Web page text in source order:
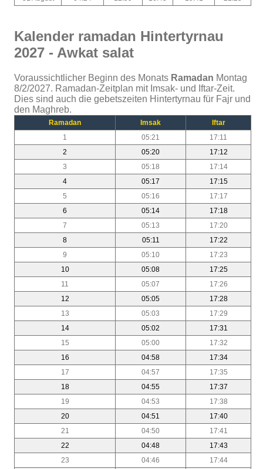
Kalender ramadan Hintertyrnau
2027 - Awkat salat
Voraussichtlicher Beginn des Monats Ramadan Montag
8/2/2027. Ramadan-Zeitplan mit Imsak- und Iftar-Zeit.
Dies sind auch die gebetszeiten Hintertyrnau für Fajr und
den Maghreb.
Ramadan Imsak
Iftar
1
05:21
17:11
2
05:20
17:12
3
05:18
17:14
4
05:17
17:15
5
05:16
17:17
6
05:14
17:18
7
05:13
17:20
8
05:11
17:22
9
05:10
17:23
10
05:08
17:25
11
05:07
17:26
12
05:05
17:28
13
05:03
17:29
14
05:02
17:31
15
05:00
17:32
16
04:58
17:34
17
04:57
17:35
18
04:55
17:37
19
04:53
17:38
20
04:51
17:40
21
04:50
17:41
22
04:48
17:43
23
04:46
17:44